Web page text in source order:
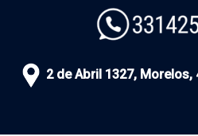
2 de Abril 1327, Morelos,